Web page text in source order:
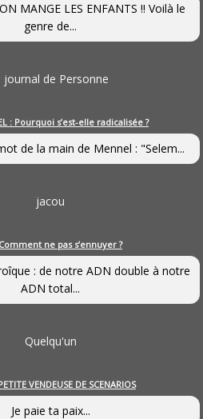
MANGE LES ENFANTS !! Voilà le
genre de...
journal de Personne
: Pourquoi s’est-elle radicalisée ?
de la main de Mennel : "Selem...
jacou
Comment ne pas s’ennuyer ?
: de notre ADN double à notre
ADN total...
Quelqu'un
VENDEUSE DE SCENARIOS
Je paie ta paix...